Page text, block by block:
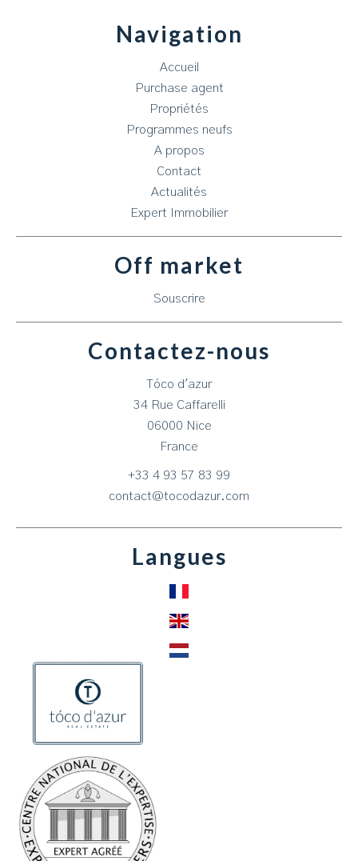
Navigation
Accueil
Purchase agent
Propriétés
Programmes neufs
A propos
Contact
Actualités
Expert Immobilier
Off market
Souscrire
Contactez-nous
Tóco d'azur
34 Rue Caffarelli
06000 Nice
France
+33 4 93 57 83 99
contact@tocodazur.com
Langues